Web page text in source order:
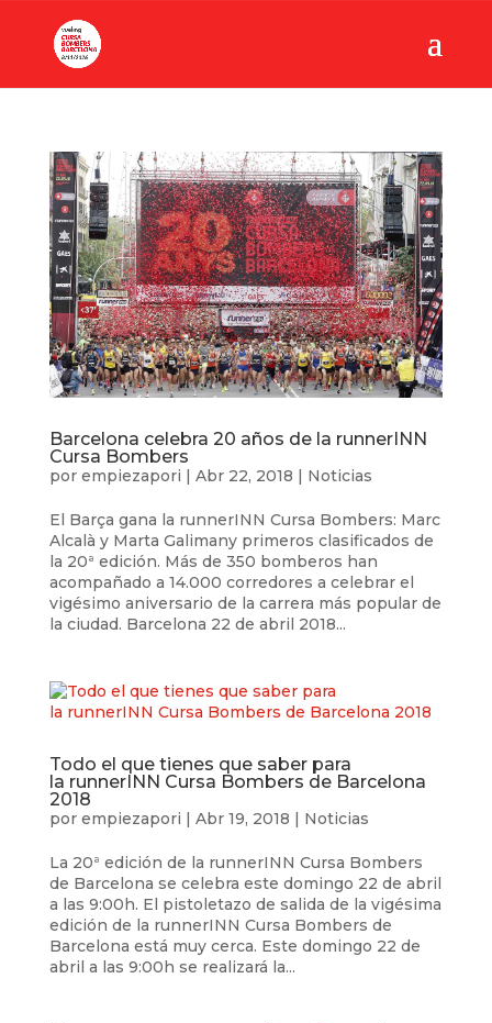
Barcelona celebra 20 años de la runnerINN
Cursa Bombers
por empiezapori | Abr 22, 2018 | Noticias
El Barça gana la runnerINN Cursa Bombers: Marc
Alcalà y Marta Galimany primeros clasificados de
la 20ª edición. Más de 350 bomberos han
acompañado a 14.000 corredores a celebrar el
vigésimo aniversario de la carrera más popular de
la ciudad. Barcelona 22 de abril 2018...
Todo el que tienes que saber para
la runnerINN Cursa Bombers de Barcelona
2018
por empiezapori | Abr 19, 2018 | Noticias
La 20ª edición de la runnerINN Cursa Bombers
de Barcelona se celebra este domingo 22 de abril
a las 9:00h. El pistoletazo de salida de la vigésima
edición de la runnerINN Cursa Bombers de
Barcelona está muy cerca. Este domingo 22 de
abril a las 9:00h se realizará la...